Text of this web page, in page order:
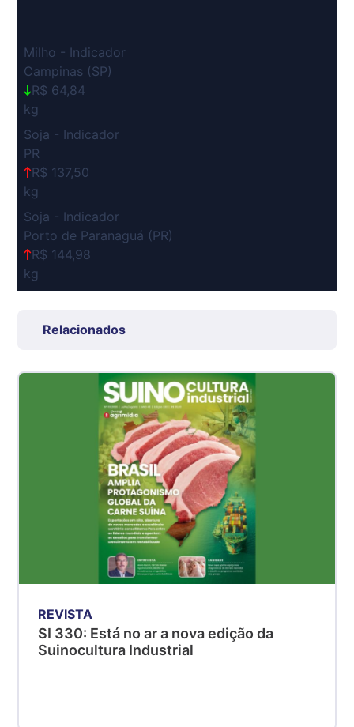
Milho - Indicador
Campinas (SP)
R$ 64,84
kg
Soja - Indicador
PR
R$ 137,50
kg
Soja - Indicador
Porto de Paranaguá (PR)
R$ 144,98
kg
R$ 7,53
Suíno - Estadual
Suíno - Estadual
Suíno - Estadual
R$ 4,53
Suíno - Estadual
SC
Relacionados
REVISTA
SI 330: Está no ar a nova edição da
Suinocultura Industrial